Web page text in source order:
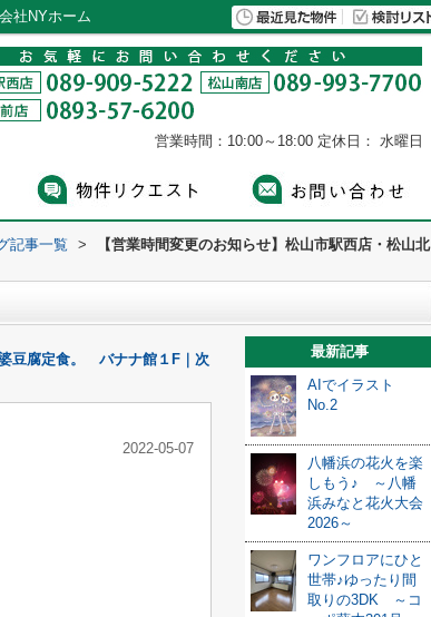
社NYホーム
営業時間：10:00～18:00 定休日： 水曜日
記事一覧 >
【営業時間変更のお知らせ】松山市駅西店・松山北
豆腐定食。 バナナ館１F｜次
2022-05-07
最新記事
AIでイラスト
No.2
八幡浜の花火を楽
しもう♪ ～八幡
浜みなと花火大会
2026～
ワンフロアにひと
世帯♪ゆったり間
取りの3DK ～コ